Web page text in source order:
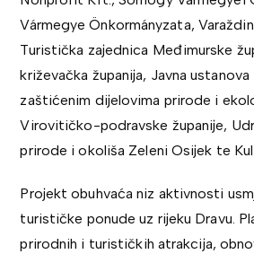
Vármegye Önkormányzata,
Turistička zajednica Međimurske
križevačka županija, Javna ustanova
zaštićenim dijelovima prirode i
Virovitičko-podravske županije,
prirode i okoliša Zeleni Osijek te
Projekt obuhvaća niz aktivnosti
turističke ponude uz rijeku Dravu.
prirodnih i turističkih atrakcija,